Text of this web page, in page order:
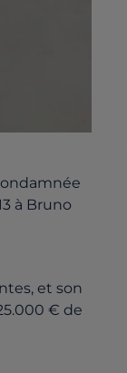
à Bruno
et son
€ de